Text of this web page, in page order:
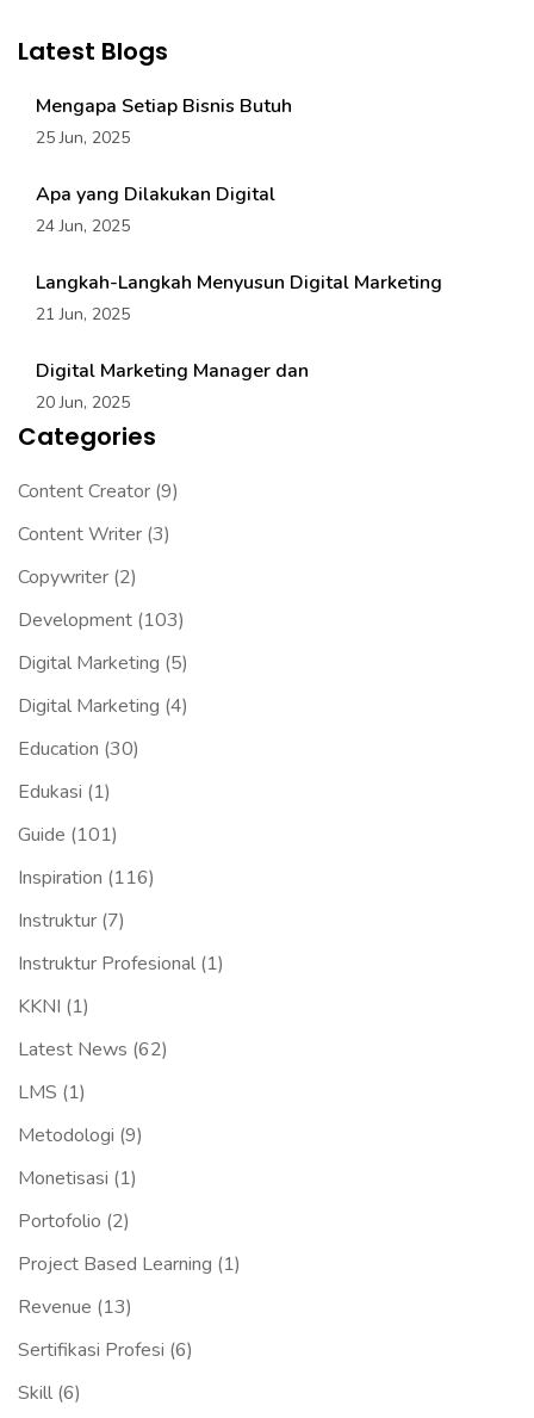
Latest Blogs
Mengapa Setiap Bisnis Butuh
25 Jun, 2025
Apa yang Dilakukan Digital
24 Jun, 2025
Langkah-Langkah Menyusun Digital Marketing
21 Jun, 2025
Digital Marketing Manager dan
20 Jun, 2025
Categories
Content Creator (9)
Content Writer (3)
Copywriter (2)
Development (103)
Digital Marketing (5)
Digital Marketing (4)
Education (30)
Edukasi (1)
Guide (101)
Inspiration (116)
Instruktur (7)
Instruktur Profesional (1)
KKNI (1)
Latest News (62)
LMS (1)
Metodologi (9)
Monetisasi (1)
Portofolio (2)
Project Based Learning (1)
Revenue (13)
Sertifikasi Profesi (6)
Skill (6)